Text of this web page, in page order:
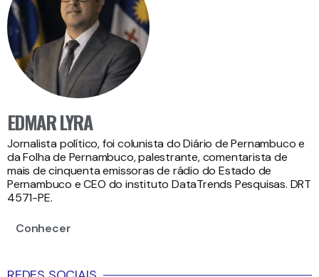
EDMAR LYRA
Jornalista político, foi colunista do Diário de Pernambuco e
da Folha de Pernambuco, palestrante, comentarista de
mais de cinquenta emissoras de rádio do Estado de
Pernambuco e CEO do instituto DataTrends Pesquisas. DRT
4571-PE.
Conhecer